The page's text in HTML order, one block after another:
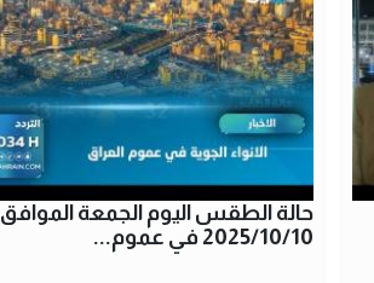
حالة الطقس اليوم الجمعة الموافق
2025/10/10 في عموم...